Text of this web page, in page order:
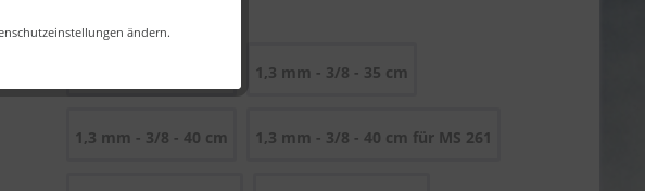
ändern.
Maße:
1,3 mm - 3/8 - 35 cm
1,3 mm - 3/8 - 40 cm 1,3 mm - 3/8 - 40 cm für MS 261